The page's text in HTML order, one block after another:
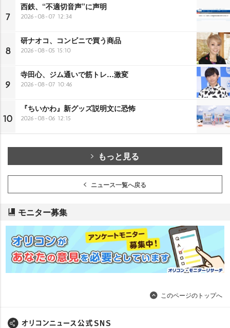
7
西鉄、“不適切音声”に声明
2026-08-07 12:34
8
研ナオコ、コンビニで買う商品
2026-08-05 15:10
9
寺田心、ジム通いで筋トレ…激変
2026-08-07 10:46
10
『ちいかわ』新グッズ説明文に恐怖
2026-08-06 12:15
もっと見る
ニュース一覧へ戻る
モニター募集
このページのトップへ